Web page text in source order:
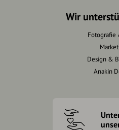
Wir
Fotografie
Design &
Anakin